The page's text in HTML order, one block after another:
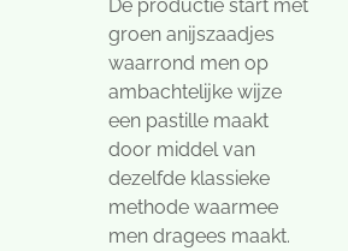
De productie start met
groen anijszaadjes
waarrond men op
ambachtelijke wijze
een pastille maakt
door middel van
dezelfde klassieke
methode waarmee
men dragees maakt.